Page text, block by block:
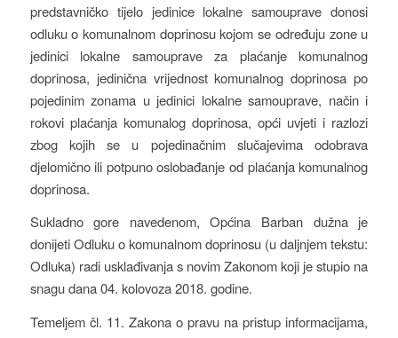
predstavničko tijelo jedinice lokalne samouprave donosi
odluku o komunalnom doprinosu kojom se određuju zone u
jedinici lokalne samouprave za plaćanje komunalnog
doprinosa, jedinična vrijednost komunalnog doprinosa po
pojedinim zonama u jedinici lokalne samouprave, način i
rokovi plaćanja komunalog doprinosa, opći uvjeti i razlozi
zbog kojih se u pojedinačnim slučajevima odobrava
djelomično ili potpuno oslobađanje od plaćanja komunalnog
doprinosa.
Sukladno gore navedenom, Općina Barban dužna je
donijeti Odluku o komunalnom doprinosu (u daljnjem tekstu:
Odluka) radi usklađivanja s novim Zakonom koji je stupio na
snagu dana 04. kolovoza 2018. godine.
Temeljem čl. 11. Zakona o pravu na pristup informacijama,